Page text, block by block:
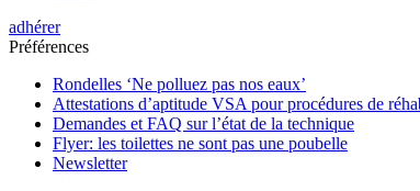
adhérer
Préférences
Rondelles ‘Ne polluez pas nos eaux’
Attestations d’aptitude VSA pour procédures de
Demandes et FAQ sur l’état de la technique
Flyer: les toilettes ne sont pas une poubelle
Newsletter